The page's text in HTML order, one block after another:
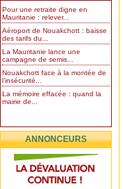
Pour une retraite digne en
Mauritanie : relever...
Aéroport de Nouakchott : baisse
des tarifs du...
La Mauritanie lance une
campagne de semis...
Nouakchott face à la montée de
l’insécurité...
La mémoire effacée : quand la
mairie de...
ANNONCEURS